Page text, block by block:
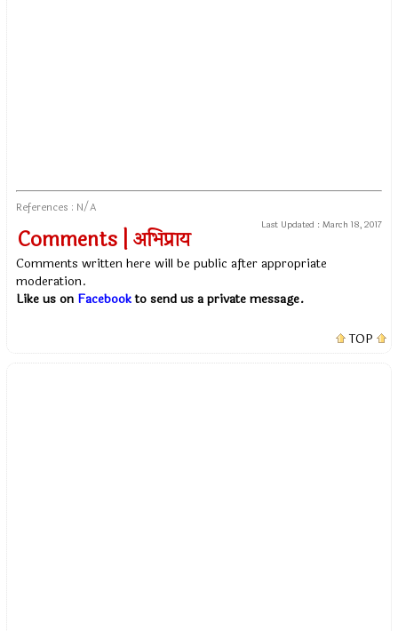
References : N/A
Last Updated : March 18, 2017
Comments | अभिप्राय
Comments written here will be public after appropriate
moderation.
Like us on Facebookto send us a private message.
TOP